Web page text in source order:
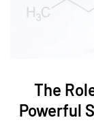
The
Powerful